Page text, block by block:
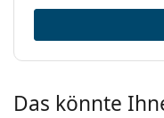
Das könnte